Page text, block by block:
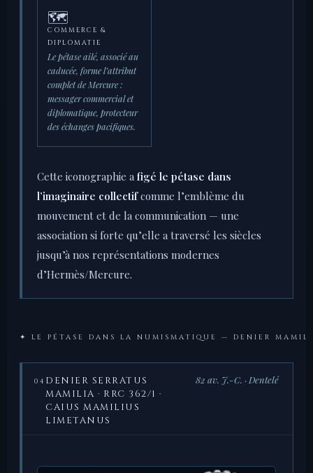
🗺️
COMMERCE &
DIPLOMATIE
Le pétase ailé, associé au
caducée, forme l’attribut
complet de Mercure :
messager commercial et
diplomatique, protecteur
des échanges pacifiques.
Cette iconographie a figé le pétase dans
l’imaginaire collectifcomme l’emblème du
mouvement et de la communication — une
association si forte qu’elle a traversé les siècles
jusqu’à nos représentations modernes
d’Hermès/Mercure.
✦ LE PÉTASE DANS LA NUMISMATIQUE — DENIER
04 DENIER SERRATUS
MAMILIA · RRC 362/1 ·
CAIUS MAMILIUS
LIMETANUS
82 av. J.-C. · Dentelé